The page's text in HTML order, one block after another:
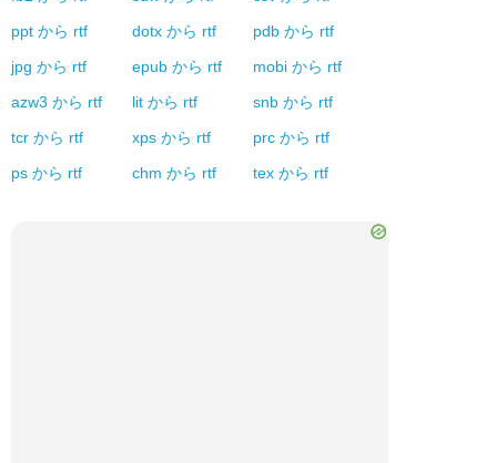
ppt から rtf dotx から rtf pdb から rtf
jpg から rtf epub から rtf mobi から rtf
azw3 から rtf lit から rtf snb から rtf
tcr から rtf xps から rtf prc から rtf
ps から rtf chm から rtf tex から rtf